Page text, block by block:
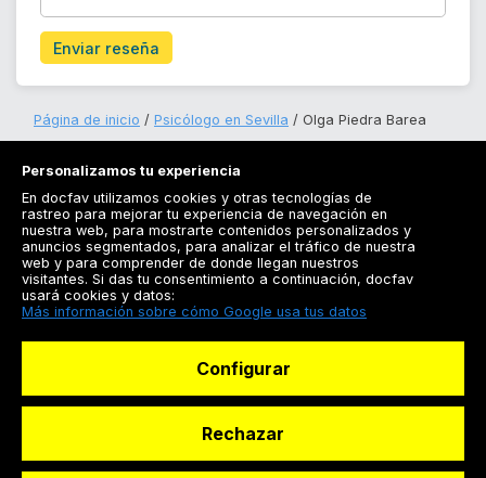
Enviar reseña
Página de inicio Psicólogo en Sevilla Olga Piedra Barea
Registrarse
Docfav
Personalizamos tu experiencia
En docfav utilizamos cookies y otras tecnologías de
rastreo para mejorar tu experiencia de navegación en
nuestra web, para mostrarte contenidos personalizados y
anuncios segmentados, para analizar el tráfico de nuestra
web y para comprender de donde llegan nuestros
visitantes. Si das tu consentimiento a continuación, docfav
usará cookies y datos:
Más información sobre cómo Google usa tus datos
Configurar
Rechazar